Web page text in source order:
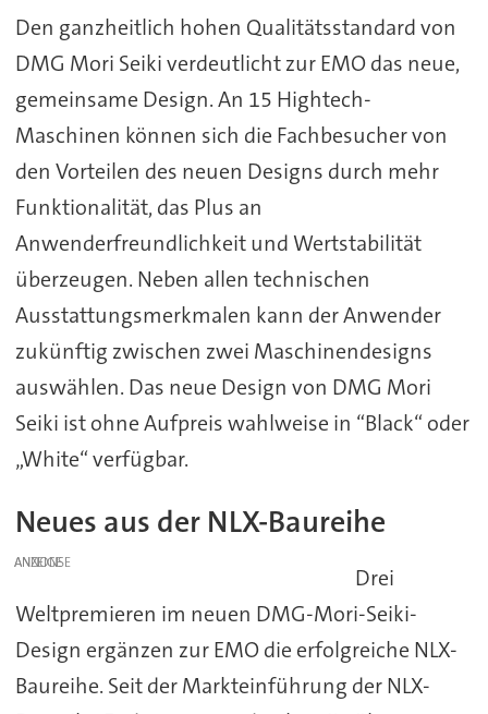
Den ganzheitlich hohen Qualitätsstandard von
DMG Mori Seiki verdeutlicht zur EMO das neue,
gemeinsame Design. An 15 Hightech-
Maschinen können sich die Fachbesucher von
den Vorteilen des neuen Designs durch mehr
Funktionalität, das Plus an
Anwenderfreundlichkeit und Wertstabilität
überzeugen. Neben allen technischen
Ausstattungsmerkmalen kann der Anwender
zukünftig zwischen zwei Maschinendesigns
auswählen. Das neue Design von DMG Mori
Seiki ist ohne Aufpreis wahlweise in “Black“ oder
„White“ verfügbar.
Neues aus der NLX-Baureihe
ANZEIGE
Drei
Weltpremieren im neuen DMG-Mori-Seiki-
Design ergänzen zur EMO die erfolgreiche NLX-
Baureihe. Seit der Markteinführung der NLX-